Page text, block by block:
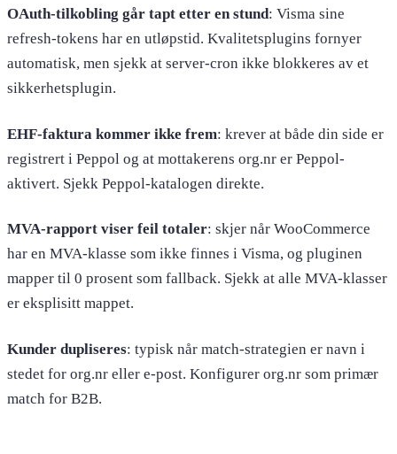
OAuth-tilkobling går tapt etter en stund: Visma sine
refresh-tokens har en utløpstid. Kvalitetsplugins fornyer
automatisk, men sjekk at server-cron ikke blokkeres av et
sikkerhetsplugin.
EHF-faktura kommer ikke frem: krever at både din side er
registrert i Peppol og at mottakerens org.nr er Peppol-
aktivert. Sjekk Peppol-katalogen direkte.
MVA-rapport viser feil totaler: skjer når WooCommerce
har en MVA-klasse som ikke finnes i Visma, og pluginen
mapper til 0 prosent som fallback. Sjekk at alle MVA-klasser
er eksplisitt mappet.
Kunder dupliseres: typisk når match-strategien er navn i
stedet for org.nr eller e-post. Konfigurer org.nr som primær
match for B2B.